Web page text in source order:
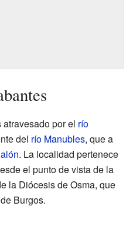
por el río
del río Manubles, que a
. La localidad pertenece
el punto de vista de la
la Diócesis de Osma, que
Burgos.